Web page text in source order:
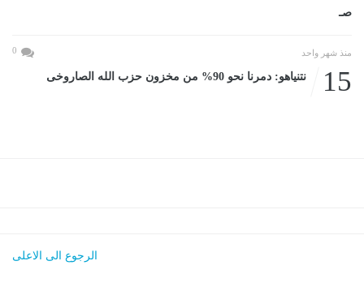
صـ
منذ شهر واحد 0
15 نتنياهو: دمرنا نحو 90% من مخزون حزب الله الصاروخى
الرجوع الى الاعلى